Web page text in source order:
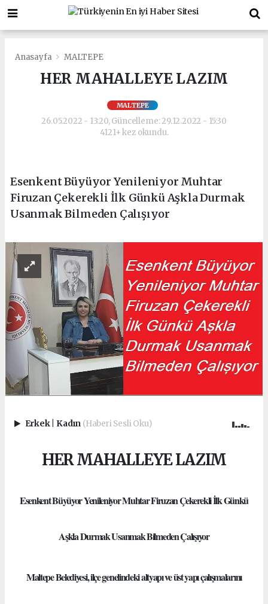
Anasayfa MALTEPE
HER MAHALLEYE LAZIM
MALTEPE
26.05.2022 - 13:20, Güncelleme: 29.12.2022 - 15:30
4121+ kez okundu.
Esenkent Büyüyor Yenileniyor Muhtar
Firuzan Çekerekli İlk Günkü Aşkla Durmak
Usanmak Bilmeden Çalışıyor
Erkek Kadın (Haberi Sesli Oku)
HER MAHALLEYE LAZIM
Esenkent Büyüyor Yenileniyor Muhtar Firuzan Çekerekli İlk Günkü
Aşkla Durmak Usanmak Bilmeden Çalışıyor
Maltepe Belediyesi, ilçe genelindeki altyapı ve üst yapı çalışmalarını